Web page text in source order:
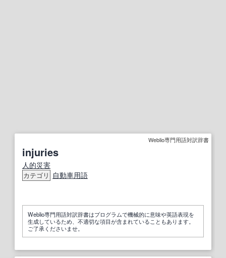
Weblio専門用語対訳辞書
injuries
人的災害
カテゴリ 自動車用語
Weblio専門用語対訳辞書はプログラムで機械的に意味や英語表現を
生成しているため、不適切な項目が含まれていることもあります。
ご了承くださいませ。